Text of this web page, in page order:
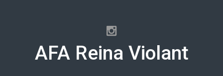
AFA Reina Violant